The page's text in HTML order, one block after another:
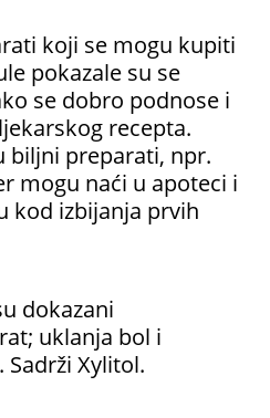
koji se mogu kupiti
pokazale su se
se dobro podnose i
recepta.
biljni preparati, npr.
mogu naći u apoteci i
kod izbijanja prvih
dokazani
uklanja bol i
Sadrži Xylitol.